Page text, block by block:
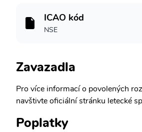
ICAO kód
NSE
Zavazadla
Pro více informací o povolených
navštivte oficiální stránku letecké
Poplatky